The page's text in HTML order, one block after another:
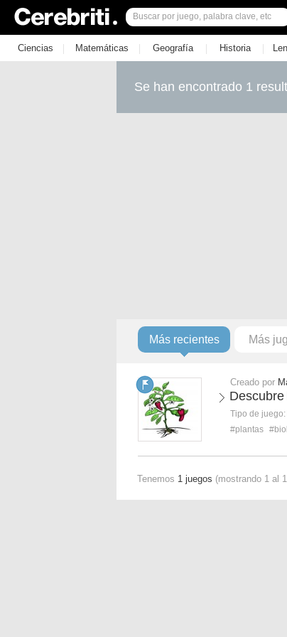
Ciencias | Matemáticas | Geografía | Historia |
Se han encontrado 1
Más recientes Más
Creado por
Tipo de juego:
#plantas
Tenemos 1 juegos (mostrando 1 al